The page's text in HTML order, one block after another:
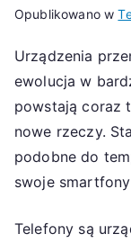
Opublikowano w
Urządzenia
ewolucja w
powstają coraz
nowe rzeczy.
podobne do
swoje
Telefony są